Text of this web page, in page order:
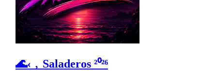
🌊‹﹐Saladeros ²⁰²⁶